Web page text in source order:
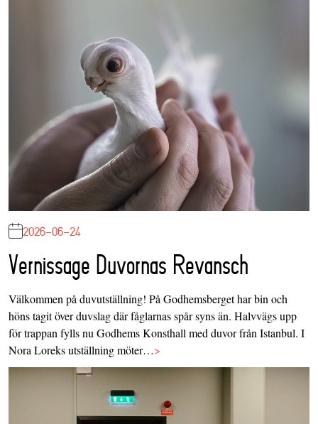
2026-06-24
Vernissage Duvornas Revansch
Välkommen på duvutställning! På Godhemsberget har bin och
höns tagit över duvslag där fåglarnas spår syns än. Halvvägs upp
för trappan fylls nu Godhems Konsthall med duvor från Istanbul. I
Nora Loreks utställning möter…>